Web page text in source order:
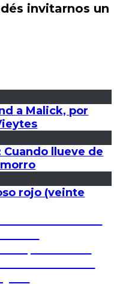
invitarnos un
a Malick, por
llueve de
rojo (veinte